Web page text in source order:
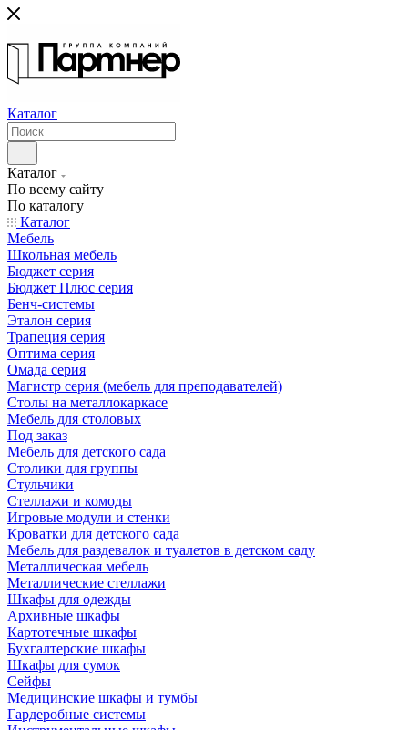
Каталог
Каталог
По всему сайту
По каталогу
Каталог
Мебель
Школьная мебель
Бюджет серия
Бюджет Плюс серия
Бенч-системы
Эталон серия
Трапеция серия
Оптима серия
Омада серия
Магистр серия (мебель для преподавателей)
Столы на металлокаркасе
Мебель для столовых
Под заказ
Мебель для детского сада
Столики для группы
Стульчики
Стеллажи и комоды
Игровые модули и стенки
Кроватки для детского сада
Мебель для раздевалок и туалетов в детском саду
Металлическая мебель
Металлические стеллажи
Шкафы для одежды
Архивные шкафы
Картотечные шкафы
Бухгалтерские шкафы
Шкафы для сумок
Сейфы
Медицинские шкафы и тумбы
Гардеробные системы